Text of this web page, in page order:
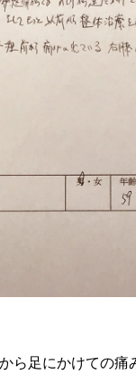
ら足にかけての痛